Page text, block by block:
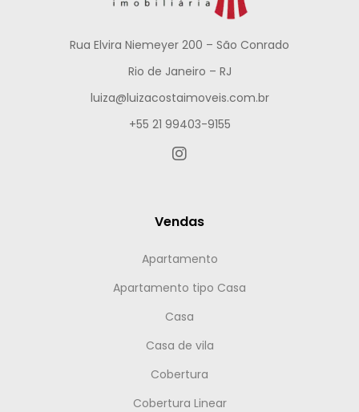
Rua Elvira Niemeyer 200 – São Conrado
Rio de Janeiro – RJ
luiza@luizacostaimoveis.com.br
+55 21 99403-9155
Vendas
Apartamento
Apartamento tipo Casa
Casa
Casa de vila
Cobertura
Cobertura Linear